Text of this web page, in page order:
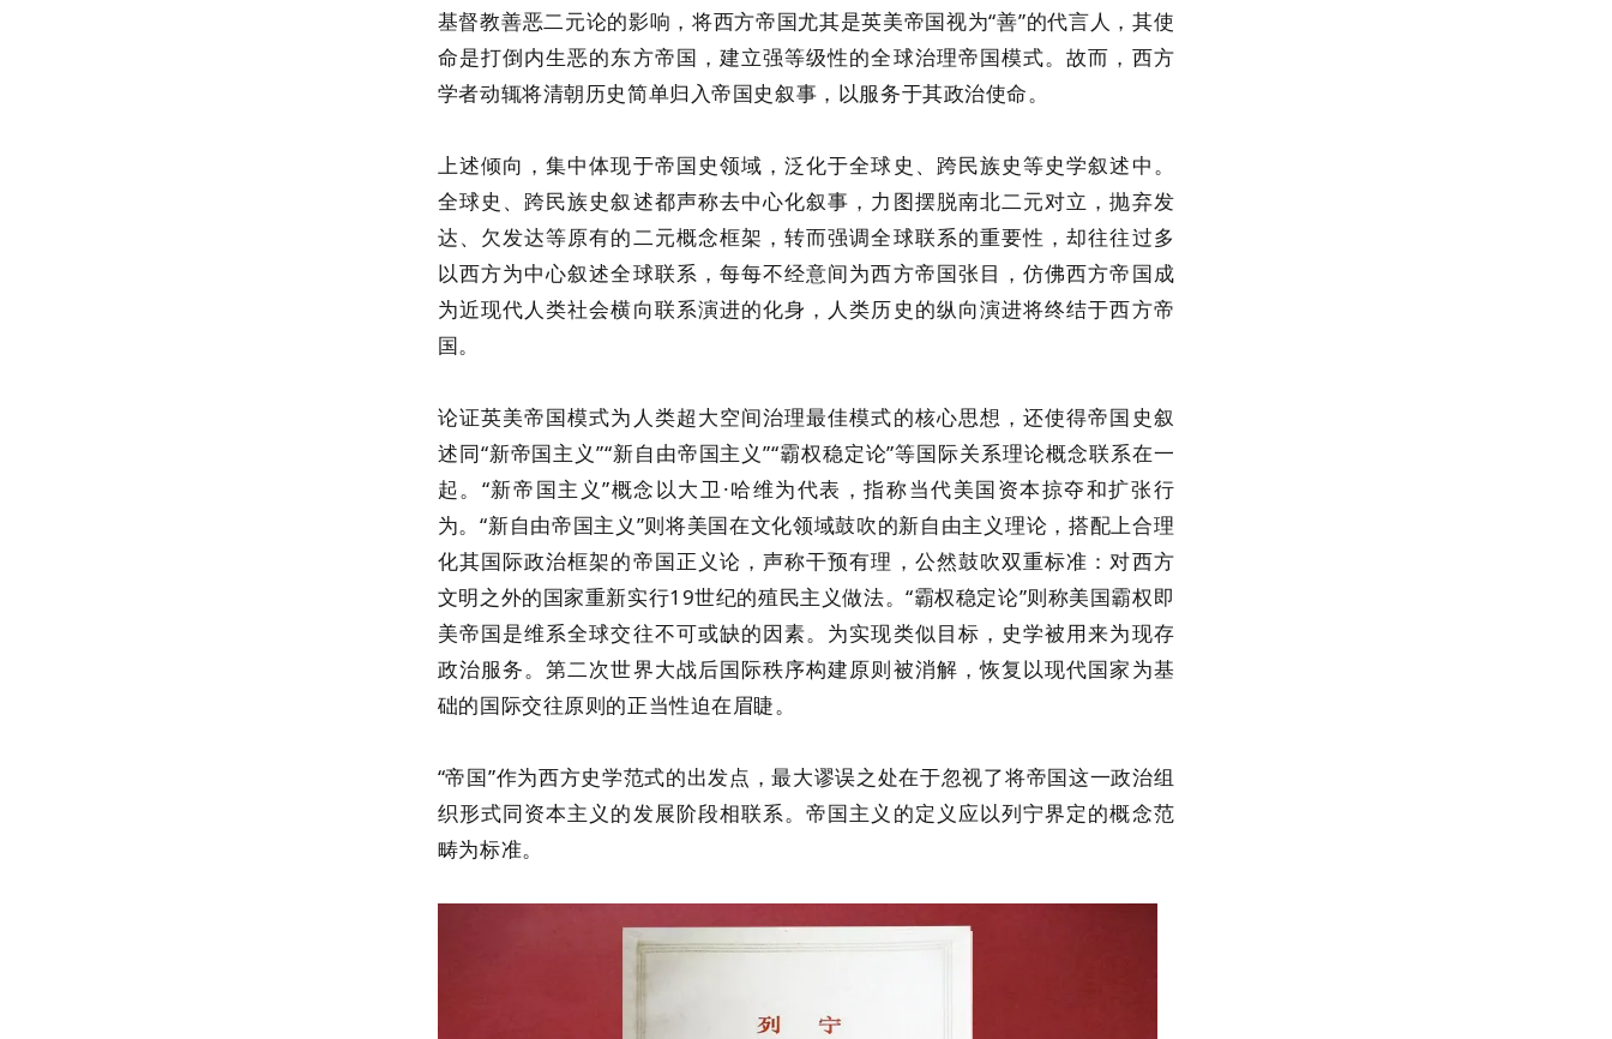
基督教善恶二元论的影响，将西方帝国尤其是英美帝国视为“善”的代言人，其使
命是打倒内生恶的东方帝国，建立强等级性的全球治理帝国模式。故而，西方
学者动辄将清朝历史简单归入帝国史叙事，以服务于其政治使命。
上述倾向，集中体现于帝国史领域，泛化于全球史、跨民族史等史学叙述中。
全球史、跨民族史叙述都声称去中心化叙事，力图摆脱南北二元对立，抛弃发
达、欠发达等原有的二元概念框架，转而强调全球联系的重要性，却往往过多
以西方为中心叙述全球联系，每每不经意间为西方帝国张目，仿佛西方帝国成
为近现代人类社会横向联系演进的化身，人类历史的纵向演进将终结于西方帝
国。
论证英美帝国模式为人类超大空间治理最佳模式的核心思想，还使得帝国史叙
述同“新帝国主义”“新自由帝国主义”“霸权稳定论”等国际关系理论概念联系在一
起。“新帝国主义”概念以大卫·哈维为代表，指称当代美国资本掠夺和扩张行
为。“新自由帝国主义”则将美国在文化领域鼓吹的新自由主义理论，搭配上合理
化其国际政治框架的帝国正义论，声称干预有理，公然鼓吹双重标准：对西方
文明之外的国家重新实行19世纪的殖民主义做法。“霸权稳定论”则称美国霸权即
美帝国是维系全球交往不可或缺的因素。为实现类似目标，史学被用来为现存
政治服务。第二次世界大战后国际秩序构建原则被消解，恢复以现代国家为基
础的国际交往原则的正当性迫在眉睫。
“帝国”作为西方史学范式的出发点，最大谬误之处在于忽视了将帝国这一政治组
织形式同资本主义的发展阶段相联系。帝国主义的定义应以列宁界定的概念范
畴为标准。